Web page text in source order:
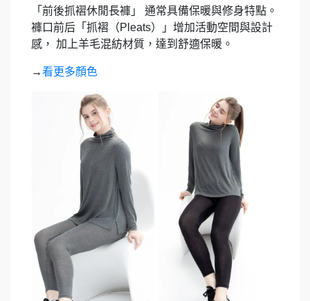
「前後抓褶休閒長褲」
通常具備保暖與修身特點。
褲口前后「抓褶（Pleats）」增加活動空間與設計
感， 加上羊毛混紡材質，達到舒適保暖。
→看更多顏色